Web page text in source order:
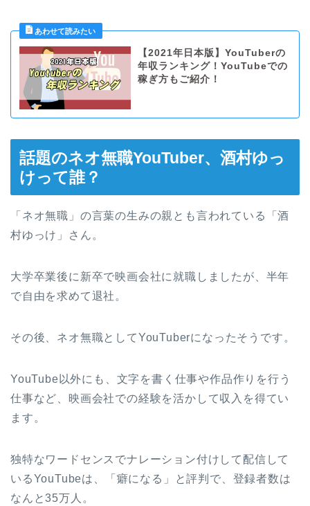
【2021年日本版】YouTuberの
年収ランキング！YouTubeでの
稼ぎ方もご紹介！
話題のネオ無職YouTuber、酒村ゆっ
けって誰？
「ネオ無職」の言葉の生みの親とも言われている「酒
村ゆっけ」さん。
大学卒業後に新卒で映画会社に就職しましたが、半年
で自由を求めて退社。
その後、ネオ無職としてYouTuberになったそうです。
YouTube以外にも、文字を書く仕事や作品作りを行う
仕事など、映画会社での経験を活かして収入を得てい
ます。
独特なワードセンスでナレーション付けして配信して
いるYouTubeは、「癖になる」と評判で、登録者数は
なんと35万人。